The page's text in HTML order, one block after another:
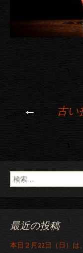
投稿ナビゲー
← 古い
検索:
最近の投稿
本日２月22日（日）は